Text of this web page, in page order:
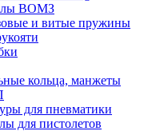
ВОМЗ
и витые пружины
кольца, манжеты
для пневматики
для пистолетов